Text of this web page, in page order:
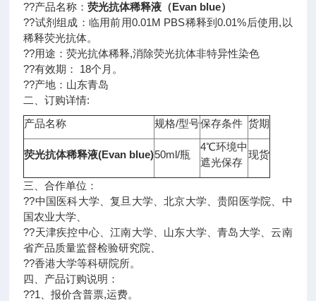
??产品名称：荧光抗体稀释液（Evan blue）
??试剂组成：临用前用0.01M PBS稀释到0.01%后使用,以
稀释荧光抗体。
??用途：荧光抗体稀释,消除荧光抗体非特异性染色
??有效期： 18个月。
??产地：山东青岛
二、订购详情:
产品名称
规格/型号保存条件 货期
荧光抗体稀释液(Evan blue)50ml/瓶
4℃环境中
遮光保存
现货
三、合作单位：
??中国医科大学、复旦大学、北京大学、贵阳医学院、中
国农业大学、
??天津疾控中心、江南大学、山东大学、青岛大学、云南
省产品质量监督检验研究院、
??香港大学等科研院所。
四、产品订购说明：
??1、报价含普票,运费。